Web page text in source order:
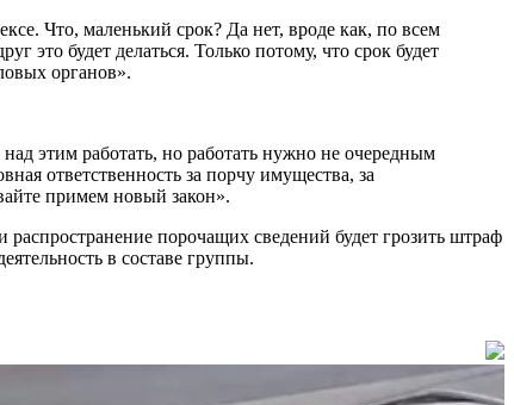
Что, маленький срок? Да нет, вроде как, по всем
это будет делаться. Только потому, что срок будет
органов».
этим работать, но работать нужно не очередным
ответственность за порчу имущества, за
примем новый закон».
порочащих сведений будет грозить штраф
в составе группы.